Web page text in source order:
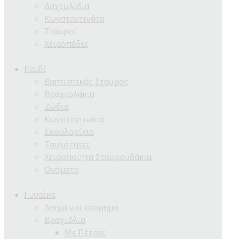
Δαχτυλίδια
Κωνσταντινάτα
Σταυροί
Χειροπέδες
Παιδί
Βαπτιστικός Σταυρός
Βραχιολάκια
Ζώδια
Κωνσταντινάτα
Σκουλαρίκια
Ταυτότητες
Χειροποίητα Σταυρουδάκια
Ονόματα
Γυναίκα
Ασημένιο κόσμημα
Βραχιόλια
Με Πέτρες